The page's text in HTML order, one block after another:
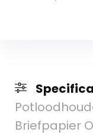
Briefpapier